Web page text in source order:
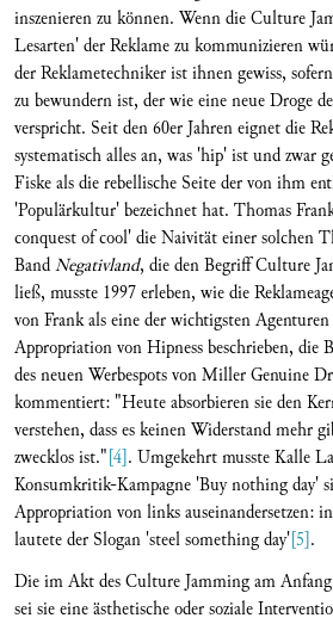
inszenieren zu können. Wenn die Culture
Lesarten' der Reklame zu kommunizieren
der Reklametechniker ist ihnen gewiss,
zu bewundern ist, der wie eine neue Droge
verspricht. Seit den 60er Jahren eignet die
systematisch alles an, was 'hip' ist und zwar
Fiske als die rebellische Seite der von ihm
'Populärkultur' bezeichnet hat. Thomas
conquest of cool' die Naivität einer solchen
BandNegativland, die den Begriff Culture
ließ, musste 1997 erleben, wie die
von Frank als eine der wichtigsten
Appropriation von Hipness beschrieben, die
des neuen Werbespots von Miller Genuine
kommentiert: "Heute absorbieren sie den
verstehen, dass es keinen Widerstand mehr
zwecklos ist."[4]. Umgekehrt musste Kalle
Konsumkritik-Kampagne 'Buy nothing day'
Appropriation von links auseinandersetzen:
lautete der Slogan 'steel something day'[5].
Die im Akt des Culture Jamming am Anfang
sei sie eine ästhetische oder soziale